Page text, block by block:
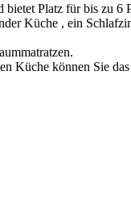
bietet Platz für bis zu 6
Küche , ein
Küche können Sie